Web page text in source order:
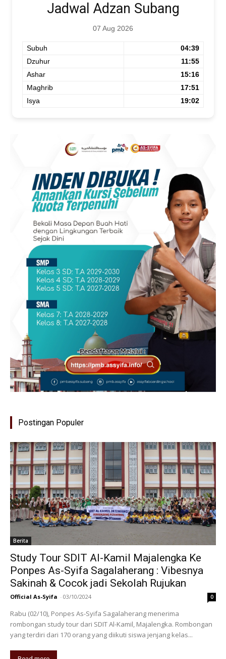
Jadwal Adzan Subang
07 Aug 2026
Subuh
04:39
Dzuhur
11:55
Ashar
15:16
Maghrib
17:51
Isya
19:02
Postingan Populer
Berita
Study Tour SDIT Al-Kamil Majalengka Ke
Ponpes As-Syifa Sagalaherang : Vibesnya
Sakinah & Cocok jadi Sekolah Rujukan
Official As-Syifa - 03/10/2024 0
Rabu (02/10), Ponpes As-Syifa Sagalaherang menerima
rombongan study tour dari SDIT Al-Kamil, Majalengka. Rombongan
yang terdiri dari 170 orang yang diikuti siswa jenjang kelas...